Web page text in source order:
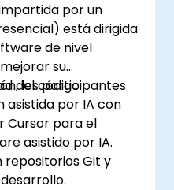
por un
está dirigida
de nivel
su
del código
asistida por IA con
los participantes
Cursor para el
asistido por IA.
Git y